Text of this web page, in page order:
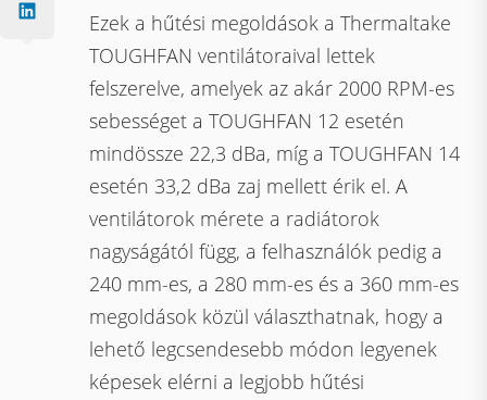
Ezek a hűtési megoldások a Thermaltake
TOUGHFAN ventilátoraival lettek
felszerelve, amelyek az akár 2000 RPM-es
sebességet a TOUGHFAN 12 esetén
mindössze 22,3 dBa, míg a TOUGHFAN 14
esetén 33,2 dBa zaj mellett érik el. A
ventilátorok mérete a radiátorok
nagyságától függ, a felhasználók pedig a
240 mm-es, a 280 mm-es és a 360 mm-es
megoldások közül választhatnak, hogy a
lehető legcsendesebb módon legyenek
képesek elérni a legjobb hűtési